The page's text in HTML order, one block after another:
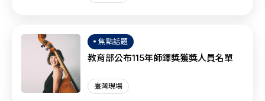
焦點話題
教育部公布115年師鐸獎獲獎人員名單
臺灣現場